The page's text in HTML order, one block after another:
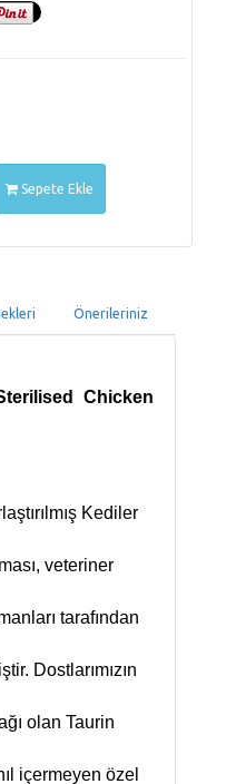
Sepete Ekle
Önerileriniz
Chicken
Kediler
veteriner
tarafından
Dostlarımızın
olan Taurin
içermeyen özel